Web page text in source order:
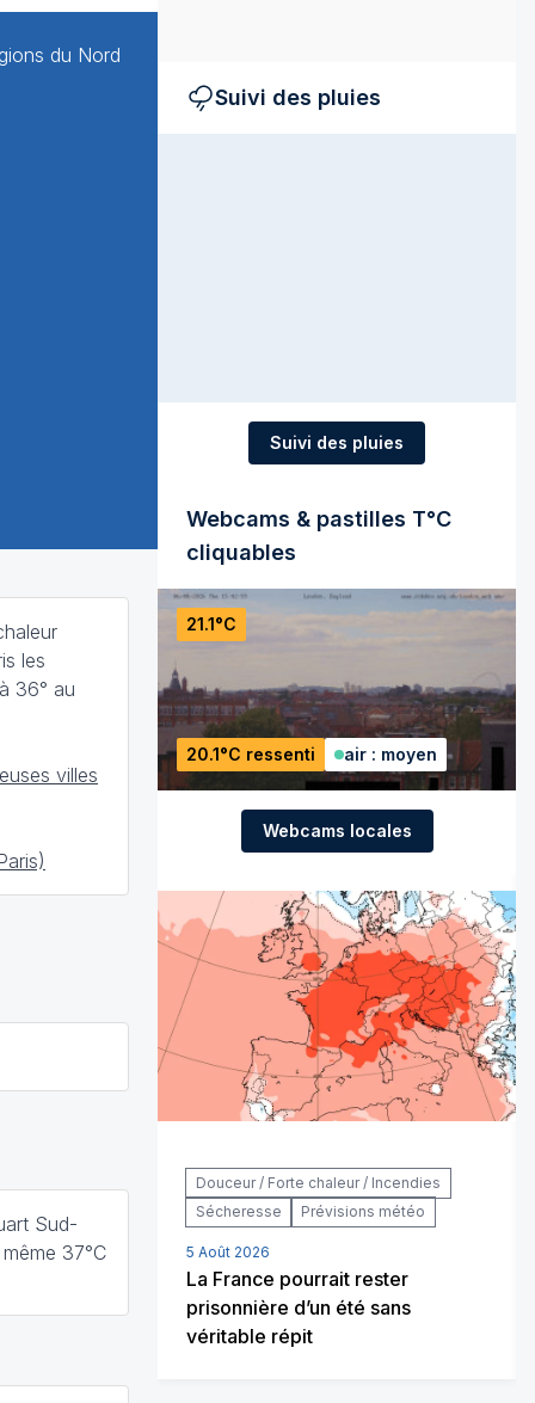
du Nord
les
36° au
villes
Sud-
37°C
Suivi des pluies
Suivi des pluies
Webcams & pastilles T°C
cliquables
21.1°C
20.1°C ressenti air : moyen
Webcams locales
Douceur / Forte chaleur / Incendies
Sécheresse
Prévisions météo
5 Août 2026
La France pourrait rester
prisonnière d’un été sans
véritable répit